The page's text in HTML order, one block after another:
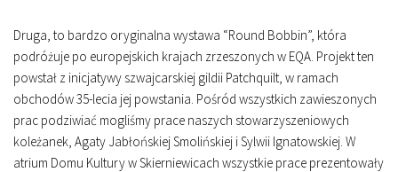
Druga, to bardzo oryginalna wystawa “Round Bobbin”, która
podróżuje po europejskich krajach zrzeszonych w EQA. Projekt ten
powstał z inicjatywy szwajcarskiej gildii Patchquilt, w ramach
obchodów 35-lecia jej powstania. Pośród wszystkich zawieszonych
prac podziwiać mogliśmy prace naszych stowarzyszeniowych
koleżanek, Agaty Jabłońskiej Smolińskiej i Sylwii Ignatowskiej. W
atrium Domu Kultury w Skierniewicach wszystkie prace prezentowały